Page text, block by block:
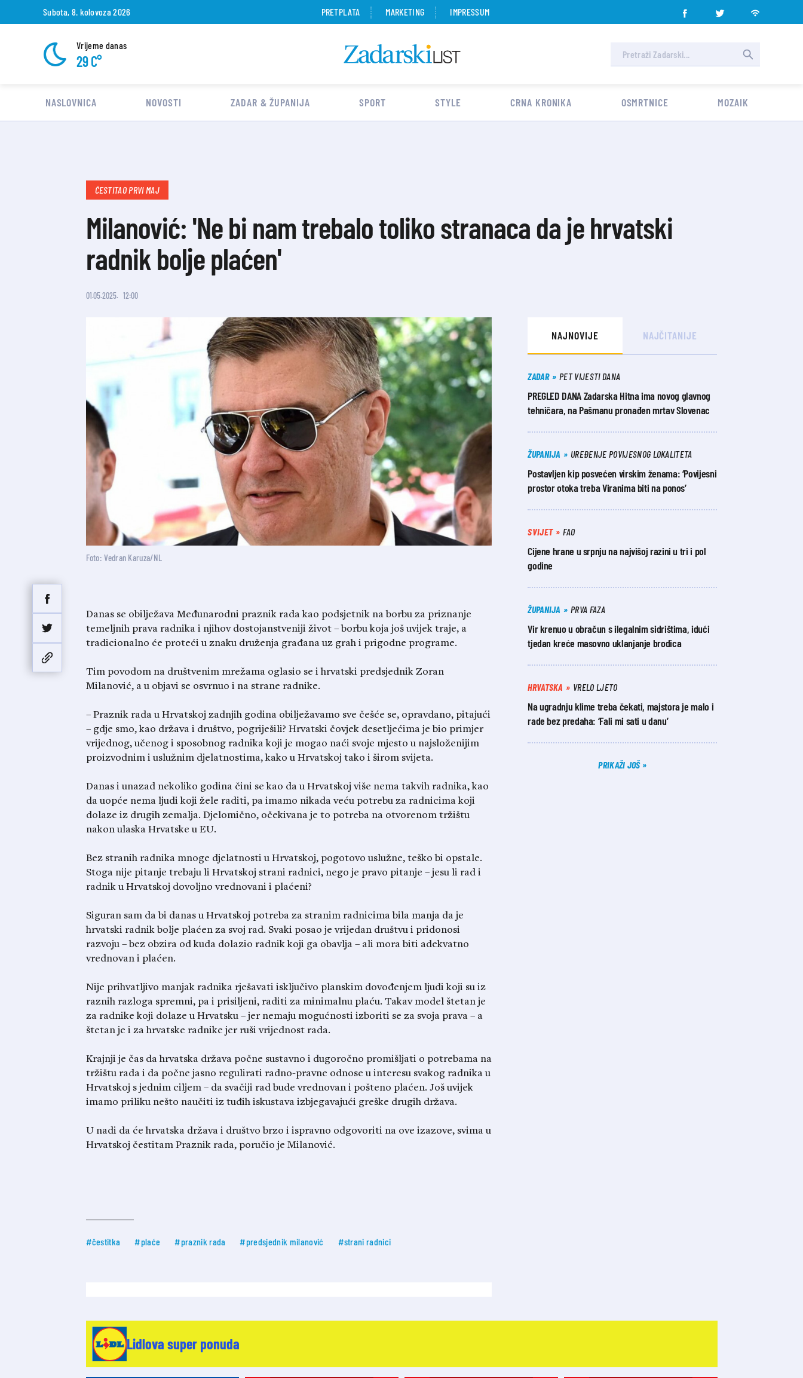
Subota, 8. kolovoza 2026 PRETPLATA MARKETING IMPRESSUM
Vrijeme danas
29 C°
NASLOVNICA NOVOSTI ZADAR & ŽUPANIJA SPORT STYLE CRNA KRONIKA OSMRTNICE MOZAIK
ČESTITAO PRVI MAJ
Milanović: 'Ne bi nam trebalo toliko stranaca da je hrvatski
radnik bolje plaćen'
01.05.2025. 12:00
Foto: Vedran Karuza/NL
Danas se obilježava Međunarodni praznik rada kao podsjetnik na borbu za priznanje
temeljnih prava radnika i njihov dostojanstveniji život – borbu koja još uvijek traje, a
tradicionalno će proteći u znaku druženja građana uz grah i prigodne programe.
Tim povodom na društvenim mrežama oglasio se i hrvatski predsjednik Zoran
Milanović, a u objavi se osvrnuo i na strane radnike.
– Praznik rada u Hrvatskoj zadnjih godina obilježavamo sve češće se, opravdano, pitajući
– gdje smo, kao država i društvo, pogriješili? Hrvatski čovjek desetljećima je bio primjer
vrijednog, učenog i sposobnog radnika koji je mogao naći svoje mjesto u najsloženijim
proizvodnim i uslužnim djelatnostima, kako u Hrvatskoj tako i širom svijeta.
Danas i unazad nekoliko godina čini se kao da u Hrvatskoj više nema takvih radnika, kao
da uopće nema ljudi koji žele raditi, pa imamo nikada veću potrebu za radnicima koji
dolaze iz drugih zemalja. Djelomično, očekivana je to potreba na otvorenom tržištu
nakon ulaska Hrvatske u EU.
Bez stranih radnika mnoge djelatnosti u Hrvatskoj, pogotovo uslužne, teško bi opstale.
Stoga nije pitanje trebaju li Hrvatskoj strani radnici, nego je pravo pitanje – jesu li rad i
radnik u Hrvatskoj dovoljno vrednovani i plaćeni?
Siguran sam da bi danas u Hrvatskoj potreba za stranim radnicima bila manja da je
hrvatski radnik bolje plaćen za svoj rad. Svaki posao je vrijedan društvu i pridonosi
razvoju – bez obzira od kuda dolazio radnik koji ga obavlja – ali mora biti adekvatno
vrednovan i plaćen.
Nije prihvatljivo manjak radnika rješavati isključivo planskim dovođenjem ljudi koji su iz
raznih razloga spremni, pa i prisiljeni, raditi za minimalnu plaću. Takav model štetan je
za radnike koji dolaze u Hrvatsku – jer nemaju mogućnosti izboriti se za svoja prava – a
štetan je i za hrvatske radnike jer ruši vrijednost rada.
Krajnji je čas da hrvatska država počne sustavno i dugoročno promišljati o potrebama na
tržištu rada i da počne jasno regulirati radno-pravne odnose u interesu svakog radnika u
Hrvatskoj s jednim ciljem – da svačiji rad bude vrednovan i pošteno plaćen. Još uvijek
imamo priliku nešto naučiti iz tuđih iskustava izbjegavajući greške drugih država.
U nadi da će hrvatska država i društvo brzo i ispravno odgovoriti na ove izazove, svima u
Hrvatskoj čestitam Praznik rada, poručio je Milanović.
#čestitka #plaće #praznik rada #predsjednik milanović #strani radnici
NAJNOVIJE NAJČITANIJE
ZADAR PET VIJESTI DANA
PREGLED DANA Zadarska Hitna ima novog glavnog
tehničara, na Pašmanu pronađen mrtav Slovenac
ŽUPANIJA UREĐENJE POVIJESNOG LOKALITETA
Postavljen kip posvećen virskim ženama: ‘Povijesni
prostor otoka treba Viranima biti na ponos’
SVIJET FAO
Cijene hrane u srpnju na najvišoj razini u tri i pol
godine
ŽUPANIJA PRVA FAZA
Vir krenuo u obračun s ilegalnim sidrištima, idući
tjedan kreće masovno uklanjanje brodica
HRVATSKA VRELO LJETO
Na ugradnju klime treba čekati, majstora je malo i
rade bez predaha: ‘Fali mi sati u danu’
PRIKAŽI JOŠ
Lidlova super ponuda